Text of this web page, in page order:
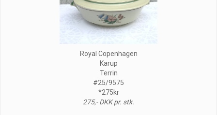
Royal Copenhagen
Karup
Terrin
#25/9575
*275kr
275,- DKK pr. stk.